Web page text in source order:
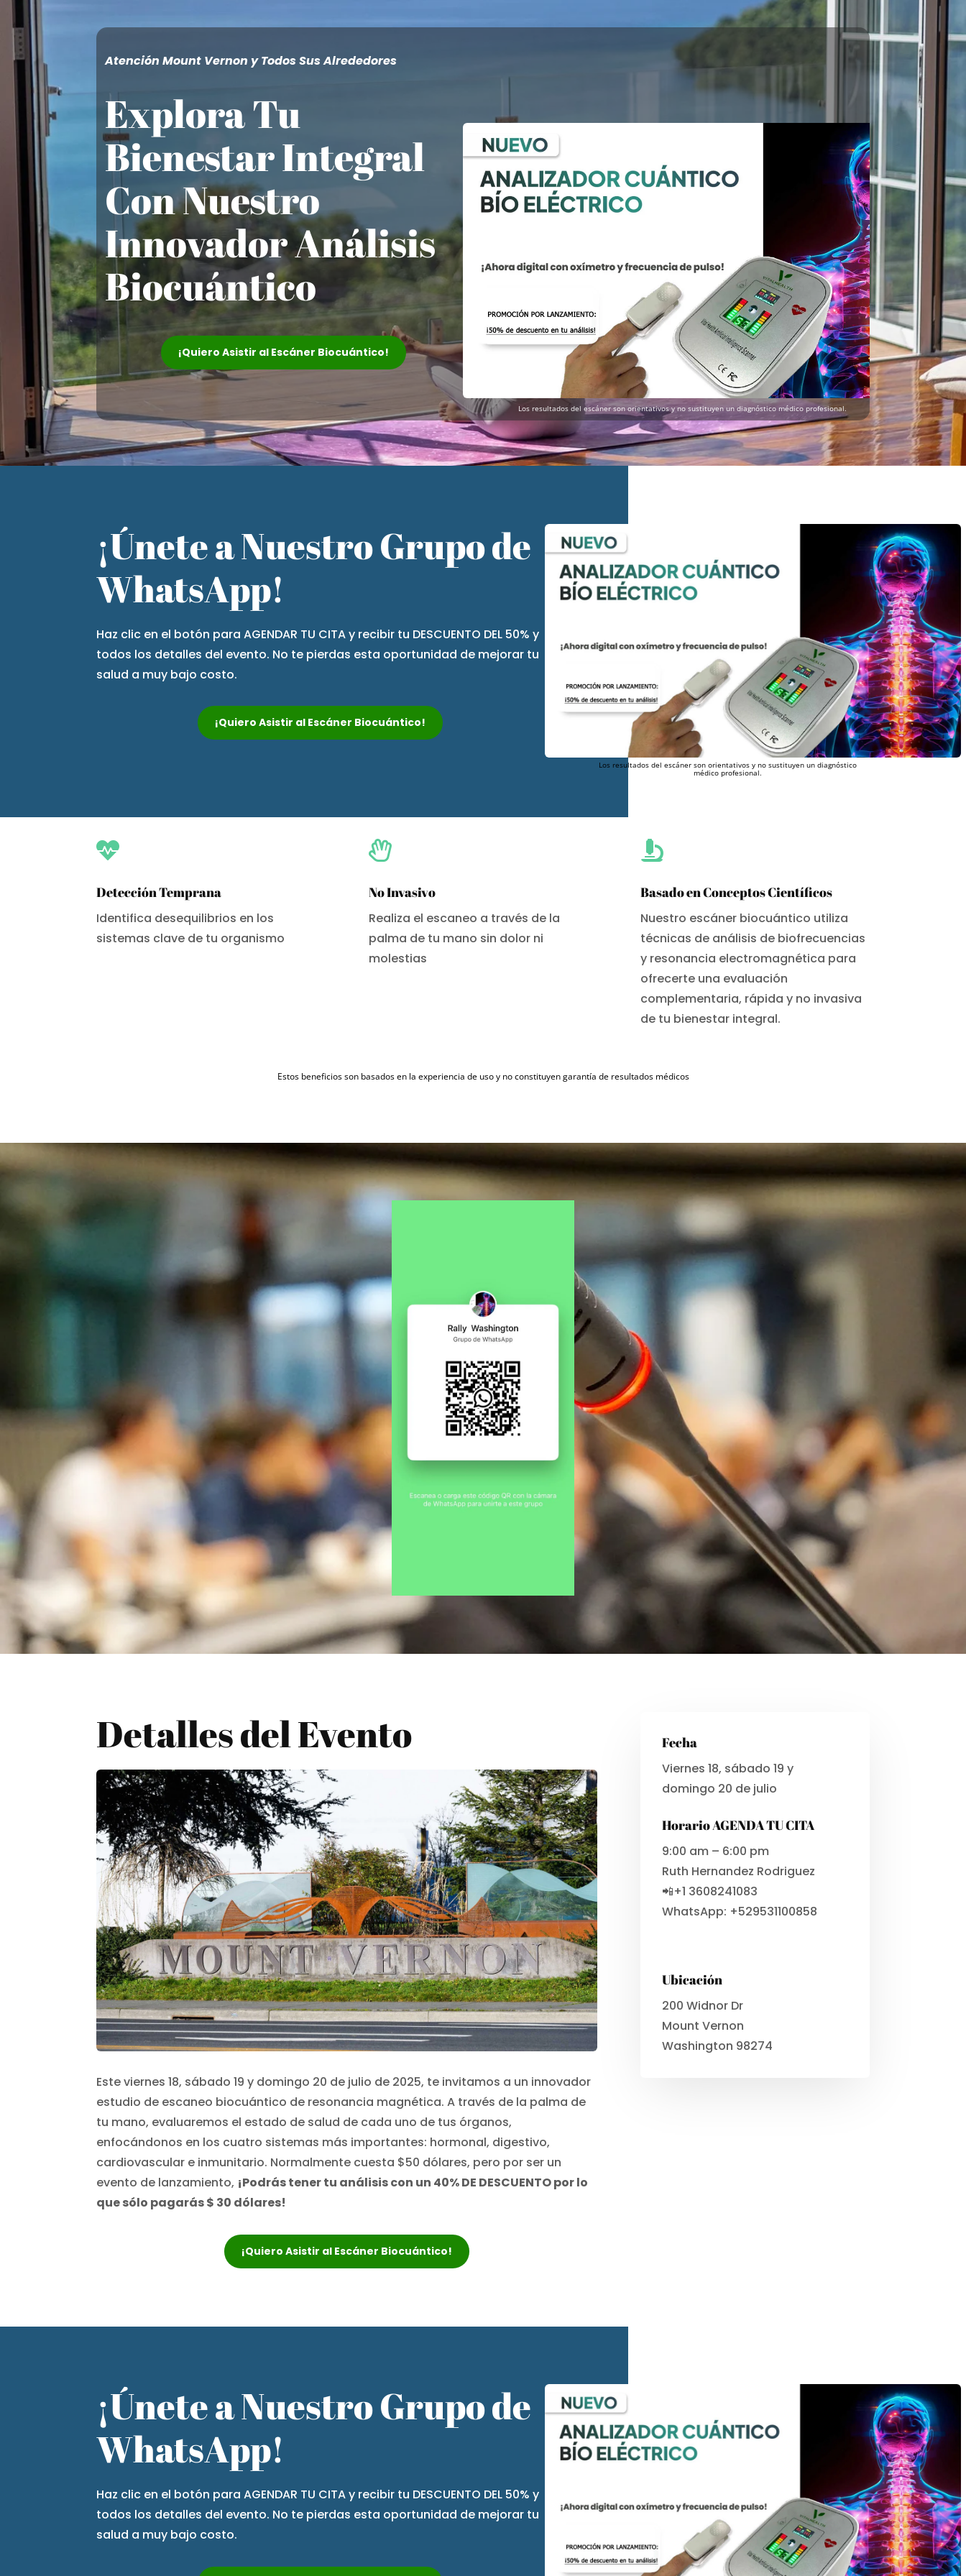
Atención Mount Vernon y Todos Sus Alrededores
Explora Tu
Bienestar Integral
Con Nuestro
Innovador Análisis
Biocuántico
¡Quiero Asistir al Escáner Biocuántico!
Los resultados del escáner son orientativos y no sustituyen un diagnóstico médico profesional.
¡Únete a Nuestro Grupo de
WhatsApp!
Haz clic en el botón para AGENDAR TU CITA y recibir tu DESCUENTO DEL 50% y
todos los detalles del evento. No te pierdas esta oportunidad de mejorar tu
salud a muy bajo costo.
¡Quiero Asistir al Escáner Biocuántico!
Los resultados del escáner son orientativos y no sustituyen un diagnóstico
médico profesional.

Detección Temprana
Identifica desequilibrios en los
sistemas clave de tu organismo

No Invasivo
Realiza el escaneo a través de la
palma de tu mano sin dolor ni
molestias

Basado en Conceptos Científicos
Nuestro escáner biocuántico utiliza
técnicas de análisis de biofrecuencias
y resonancia electromagnética para
ofrecerte una evaluación
complementaria, rápida y no invasiva
de tu bienestar integral.
Estos beneficios son basados en la experiencia de uso y no constituyen garantía de resultados médicos
Detalles del Evento
Este viernes 18, sábado 19 y domingo 20 de julio de 2025, te invitamos a un innovador
estudio de escaneo biocuántico de resonancia magnética. A través de la palma de
tu mano, evaluaremos el estado de salud de cada uno de tus órganos,
enfocándonos en los cuatro sistemas más importantes: hormonal, digestivo,
cardiovascular e inmunitario. Normalmente cuesta $50 dólares, pero por ser un
evento de lanzamiento, ¡Podrás tener tu análisis con un 40% DE DESCUENTO por lo
que sólo pagarás $ 30 dólares!
¡Quiero Asistir al Escáner Biocuántico!
Fecha
Viernes 18, sábado 19 y
domingo 20 de julio
Horario AGENDA TU CITA
9:00 am – 6:00 pm
Ruth Hernandez Rodriguez
📲+1 3608241083
WhatsApp: +529531100858
Ubicación
200 Widnor Dr
Mount Vernon
Washington 98274
¡Únete a Nuestro Grupo de
WhatsApp!
Haz clic en el botón para AGENDAR TU CITA y recibir tu DESCUENTO DEL 50% y
todos los detalles del evento. No te pierdas esta oportunidad de mejorar tu
salud a muy bajo costo.